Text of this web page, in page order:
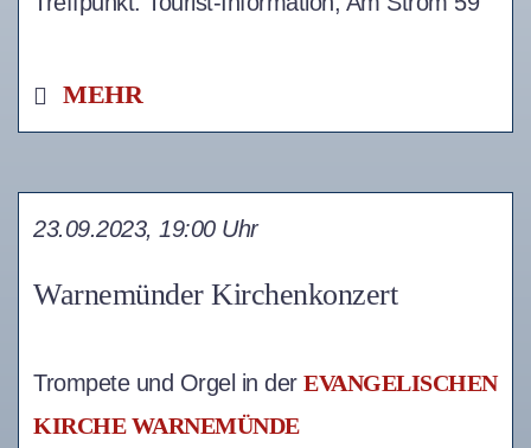
MEHR
Warnemünder Kirchenkonzert
23.09.2023, 19:00 Uhr
Trompete und Orgel in der EVANGELISCHEN
KIRCHE WARNEMÜNDE